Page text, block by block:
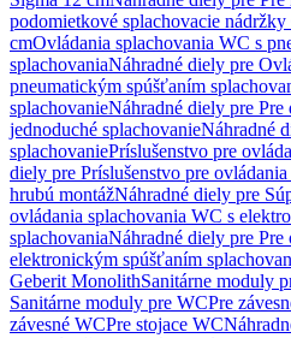
podomietkové splachovacie
cmOvládania splachovania WC s
splachovaniaNáhradné diely pre
pneumatickým spúšťaním
splachovanieNáhradné diely pre
jednoduché splachovanieNáhradné
splachovaniePríslušenstvo pre
diely pre Príslušenstvo pre
hrubú montážNáhradné diely pre
ovládania splachovania WC s
splachovaniaNáhradné diely pre
elektronickým spúšťaním
Geberit MonolithSanitárne moduly
Sanitárne moduly pre WCPre
závesné WCPre stojace WC